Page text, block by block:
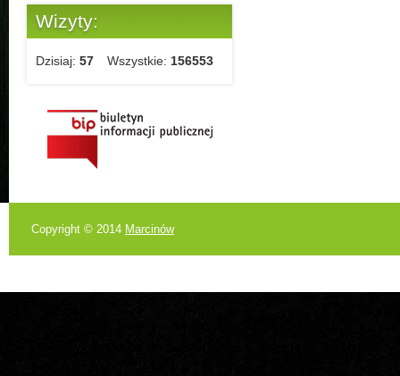
Wizyty:
Dzisiaj: 57 Wszystkie: 156553
Copyright © 2014 Marcinów